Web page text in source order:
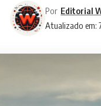
Atualizado em:
Por Editorial